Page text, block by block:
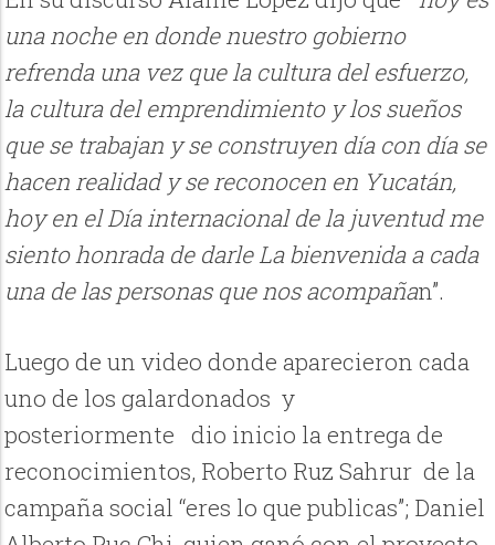
una noche en donde nuestro gobierno
refrenda una vez que la cultura del esfuerzo,
la cultura del emprendimiento y los sueños
que se trabajan y se construyen día con día se
hacen realidad y se reconocen en Yucatán,
hoy en el Día internacional de la juventud me
siento honrada de darle La bienvenida a cada
una de las personas que nos acompañan”.
Luego de un video donde aparecieron cada
uno de los galardonados y
posteriormente dio inicio la entrega de
reconocimientos, Roberto Ruz Sahrur de la
campaña social “eres lo que publicas”; Daniel